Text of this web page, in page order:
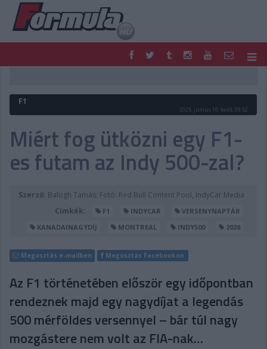
FORMULA
MOTOR
PODCAST
SHOP
TIPPJÁTÉK
DIGITÁLIS MAGAZIN
PONTÁLLÁSOK
F1
2025. június 10. kedd, 09:52
Miért fog ütközni egy F1-
es futam az Indy 500-zal?
Szerző: Balogh Tamás; Fotó: Red Bull Content Pool, IndyCar Media
Címkék:
F1 INDYCAR
VERSENYNAPTÁR
KANADAINAGYDÍJ
MONTREAL INDY500 2026
Megosztás e-mailben Megosztás Facebookon
Az F1 történetében először egy időpontban
rendeznek majd egy nagydíjat a legendás
500 mérföldes versennyel – bár túl nagy
mozgástere nem volt az FIA-nak…